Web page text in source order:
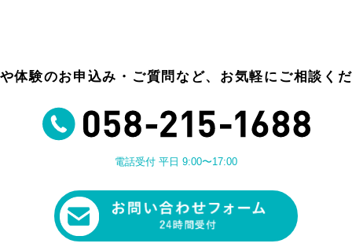
体験のお申込み・ご質問など、お気軽にご相談く
電話受付 平日 9:00〜17:00